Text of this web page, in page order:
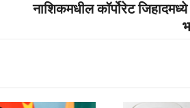
नाशिकमधील कॉर्पोरेट